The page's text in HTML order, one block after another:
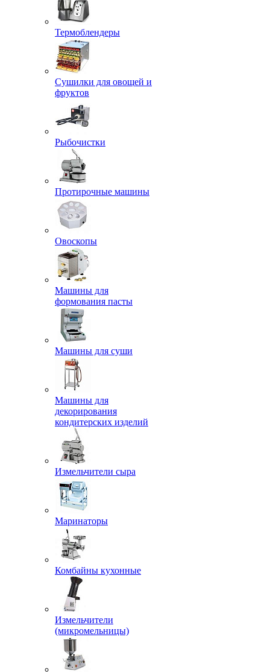
Термоблендеры
Сушилки для овощей и
фруктов
Рыбочистки
Протирочные машины
Овоскопы
Машины для
формования пасты
Машины для суши
Машины для
декорирования
кондитерских изделий
Измельчители сыра
Маринаторы
Комбайны кухонные
Измельчители
(микромельницы)